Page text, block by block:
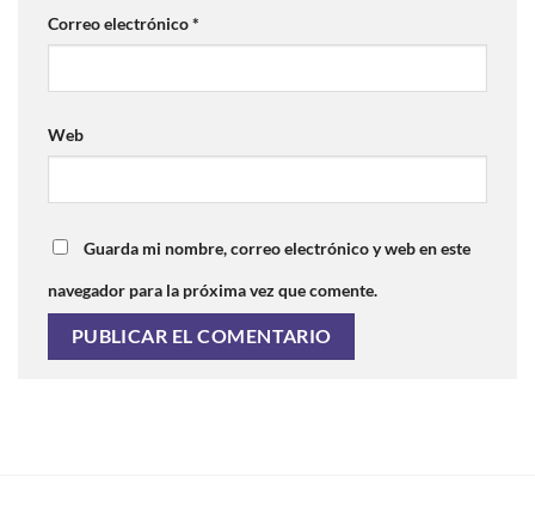
Correo electrónico*
Web
Guarda mi nombre, correo electrónico y web en este
navegador para la próxima vez que comente.